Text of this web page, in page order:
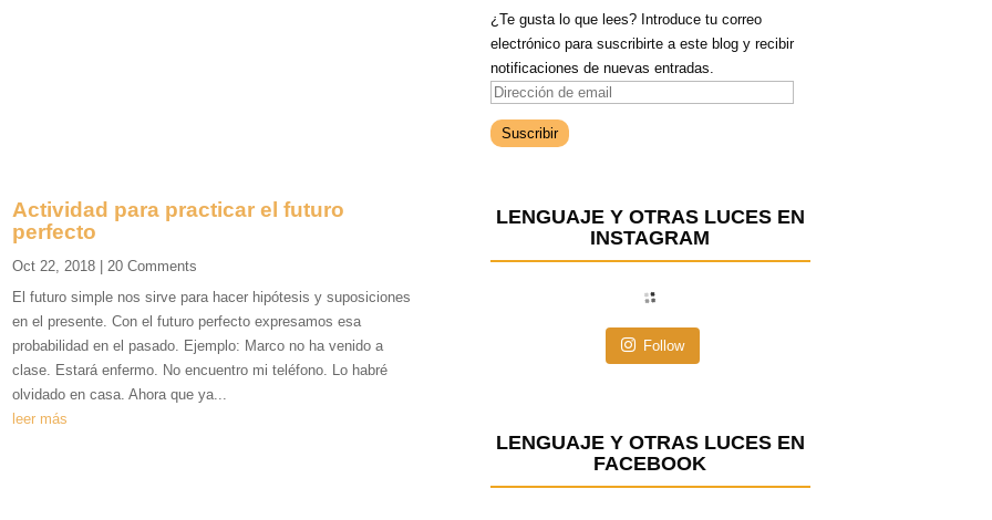
Actividad para practicar el futuro
perfecto
Oct 22, 2018 | 20 Comments
El futuro simple nos sirve para hacer hipótesis y suposiciones
en el presente. Con el futuro perfecto expresamos esa
probabilidad en el pasado. Ejemplo: Marco no ha venido a
clase. Estará enfermo. No encuentro mi teléfono. Lo habré
olvidado en casa. Ahora que ya...
leer más
¿Te gusta lo que lees? Introduce tu correo
electrónico para suscribirte a este blog y recibir
notificaciones de nuevas entradas.
D
r
c
ó
LENGUAJE Y OTRAS LUCES EN
INSTAGRAM
Follow
LENGUAJE Y OTRAS LUCES EN
FACEBOOK